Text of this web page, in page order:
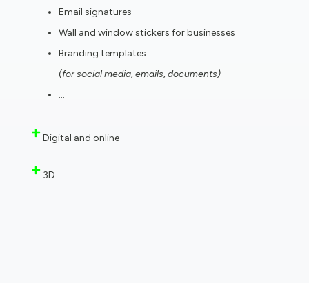
Email signatures
Wall and window stickers for businesses
Branding templates
(for social media, emails, documents)
…
Digital and online
3D